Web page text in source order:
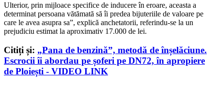
Ulterior, prin mijloace specifice de inducere în eroare, aceasta a
determinat persoana vătămată să îi predea bijuteriile de valoare pe
care le avea asupra sa”, explică anchetatorii, referindu-se la un
prejudiciu estimat la aproximativ 17.000 de lei.
Citiți și: „Pana de benzină”, metodă de înșelăciune.
Escrocii îi abordau pe șoferi pe DN72, în apropiere
de Ploiești - VIDEO LINK